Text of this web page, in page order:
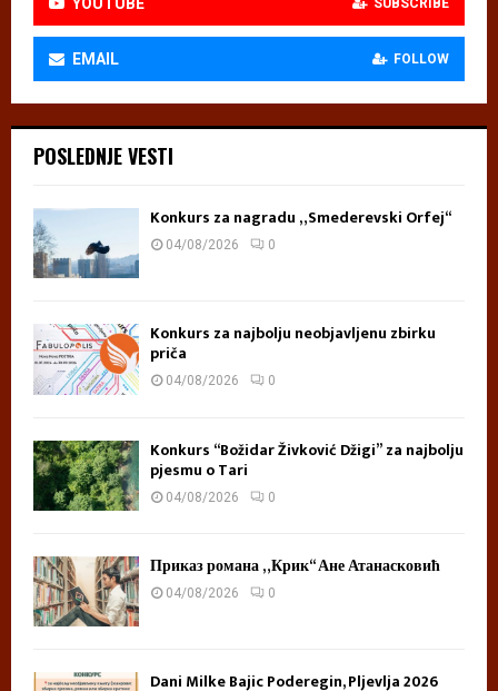
SUBSCRIBE
EMAIL FOLLOW
POSLEDNJE VESTI
Konkurs za nagradu „Smederevski Orfej“
04/08/2026 0
Konkurs za najbolju neobjavljenu zbirku
priča
04/08/2026 0
Konkurs “Božidar Živković Džigi” za najbolju
pjesmu o Tari
04/08/2026 0
Приказ романа „Крик“ Ане Атанасковић
04/08/2026 0
Dani Milke Bajic Poderegin, Pljevlja 2026